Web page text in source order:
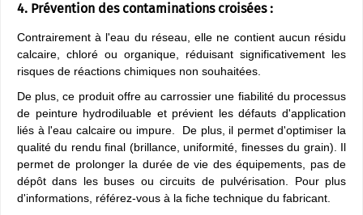
4. Prévention des contaminations croisées :
Contrairement à l'eau du réseau, elle ne contient aucun résidu
calcaire, chloré ou organique, réduisant significativement les
risques de réactions chimiques non souhaitées.
De plus, ce produit offre au carrossier une fiabilité du processus
de peinture hydrodiluable et prévient les défauts d'application
liés à l'eau calcaire ou impure. De plus, il permet d'optimiser la
qualité du rendu final (brillance, uniformité, finesses du grain). Il
permet de prolonger la durée de vie des équipements, pas de
dépôt dans les buses ou circuits de pulvérisation. Pour plus
d'informations, référez-vous à la fiche technique du fabricant.